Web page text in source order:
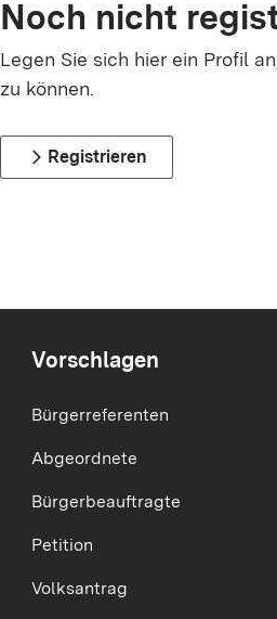
Noch nicht
Legen Sie sich hier ein Profil
zu können.
Registrieren
Vorschlagen
Bürgerreferenten
Abgeordnete
Bürgerbeauftragte
Petition
Volksantrag